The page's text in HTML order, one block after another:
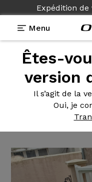
Expédition de
Menu
Êtes-
version
Il s’agit de la
Oui, je
Témoignages>
Axxome 350
Ultegra -